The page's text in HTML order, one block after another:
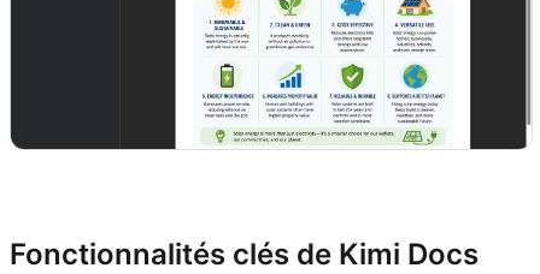
Fonctionnalités clés de Kimi Docs